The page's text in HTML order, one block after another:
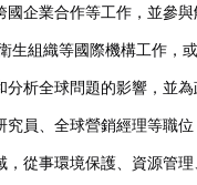
企業合作等工作，並參
生組織等國際機構工作，
析全球問題的影響，並為
員、全球營銷經理等職位
從事環境保護、資源管理